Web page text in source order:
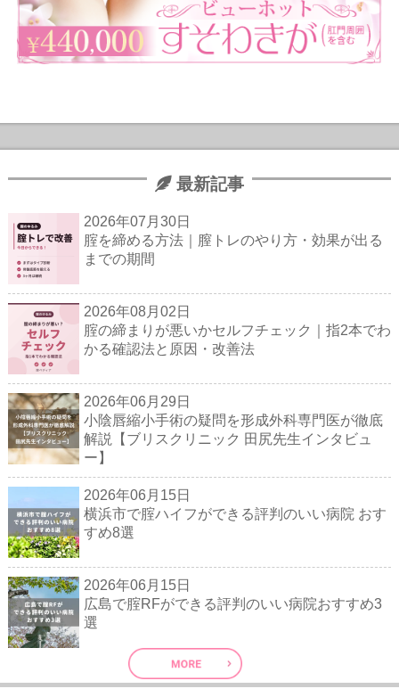
最新記事
2026年07月30日
腟を締める方法｜膣トレのやり方・効果が出る
までの期間
2026年08月02日
腟の締まりが悪いかセルフチェック｜指2本でわ
かる確認法と原因・改善法
2026年06月29日
小陰唇縮小手術の疑問を形成外科専門医が徹底
解説【ブリスクリニック 田尻先生インタビュ
ー】
2026年06月15日
横浜市で腟ハイフができる評判のいい病院 おす
すめ8選
2026年06月15日
広島で腟RFができる評判のいい病院おすすめ3
選